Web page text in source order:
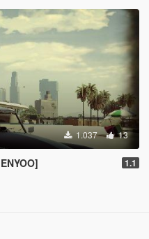
1.037 13
1.1